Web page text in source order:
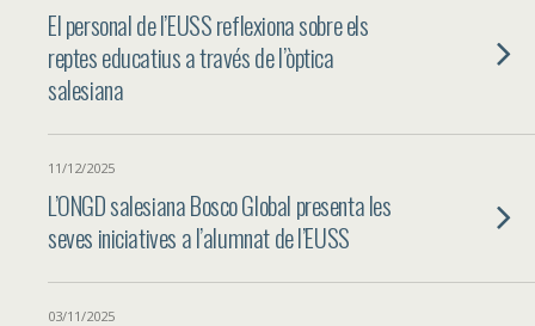
El personal de l’EUSS reflexiona sobre els
reptes educatius a través de l’òptica
salesiana
11/12/2025
L’ONGD salesiana Bosco Global presenta les
seves iniciatives a l’alumnat de l’EUSS
03/11/2025